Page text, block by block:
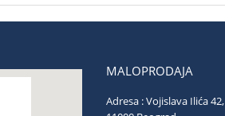
MALOPRODAJA
Adresa : Vojislava Ilića 42,